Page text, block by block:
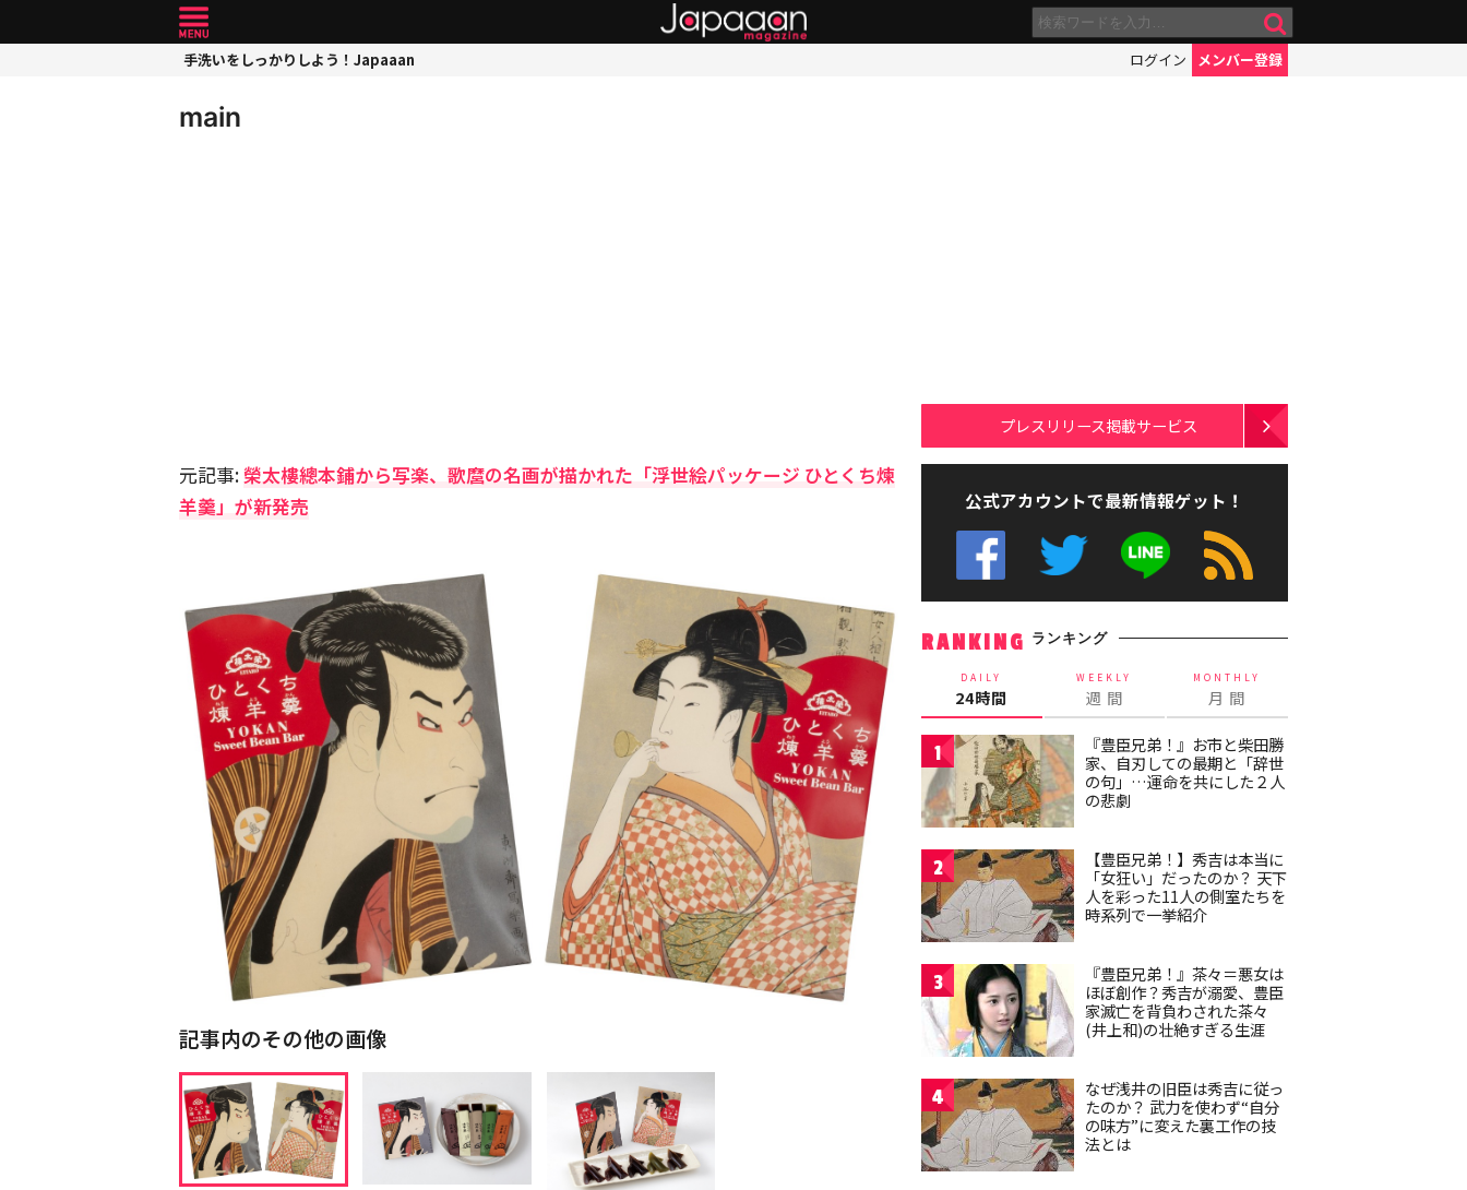
手洗いをしっかりしよう！Japaaan ログイン メンバー登録
main
元記事:榮太樓總本鋪から写楽、歌麿の名画が描かれた「浮世絵パッケージ ひとくち煉
羊羹」が新発売
記事内のその他の画像
プレスリリース掲載サービス
公式アカウントで最新情報ゲット！
RANKING ランキング
DAILY
24時間
WEEKLY
週 間
MONTHLY
月 間
1
『豊臣兄弟！』お市と柴田勝
家、自刃しての最期と「辞世
の句」…運命を共にした２人
の悲劇
2
【豊臣兄弟！】秀吉は本当に
「女狂い」だったのか？ 天下
人を彩った11人の側室たちを
時系列で一挙紹介
3
『豊臣兄弟！』茶々＝悪女は
ほぼ創作？秀吉が溺愛、豊臣
家滅亡を背負わされた茶々
(井上和)の壮絶すぎる生涯
4
なぜ浅井の旧臣は秀吉に従っ
たのか？ 武力を使わず“自分
の味方”に変えた裏工作の技
法とは